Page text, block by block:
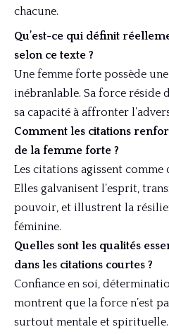
chacune.
Qu’est-ce qui définit
selon ce texte ?
Une femme forte possède
inébranlable. Sa force réside
sa capacité à affronter
Comment les citations
de la femme forte ?
Les citations agissent comme
Elles galvanisent l’esprit,
pouvoir, et illustrent la
féminine.
Quelles sont les qualités
dans les citations courtes ?
Confiance en soi,
montrent que la force n’est
surtout mentale et spirituelle.